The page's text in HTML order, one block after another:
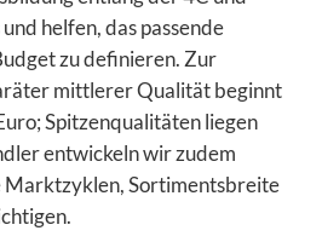
helfen, das passende
zu definieren. Zur
mittlerer Qualität beginnt
Spitzenqualitäten liegen
entwickeln wir zudem
Marktzyklen, Sortimentsbreite